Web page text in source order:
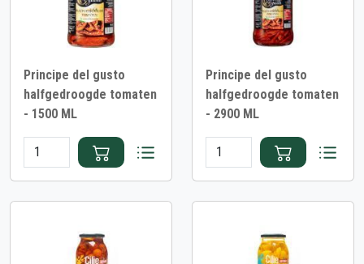
Principe del gusto
halfgedroogde tomaten
- 1500 ML
Principe del gusto
halfgedroogde tomaten
- 2900 ML